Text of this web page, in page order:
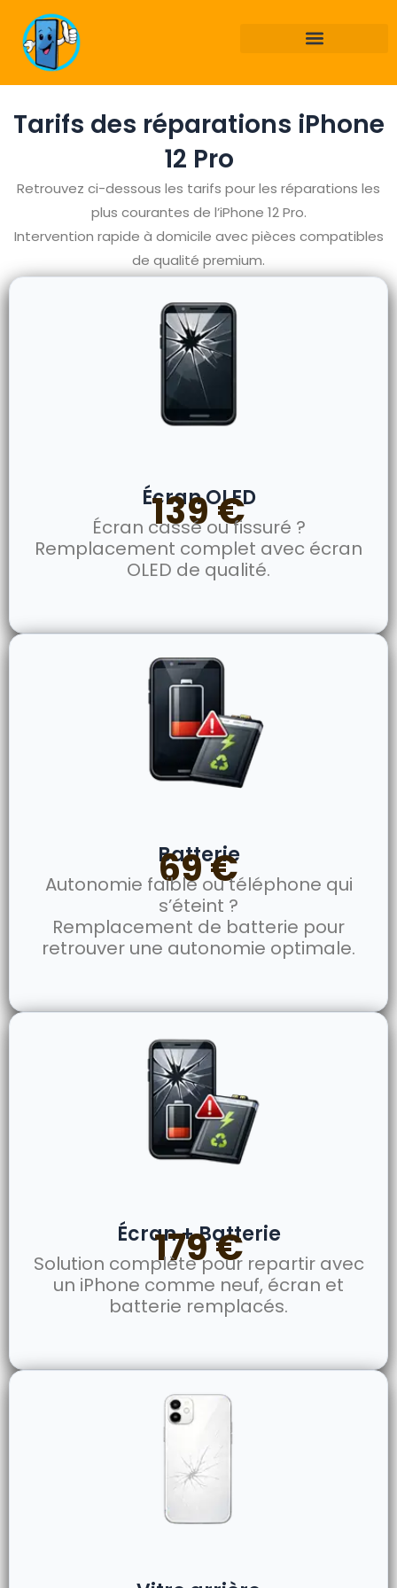
contenu
Tarifs des réparations iPhone
12 Pro
Retrouvez ci-dessous les tarifs pour les réparations les
plus courantes de l’iPhone 12 Pro.
Intervention rapide à domicile avec pièces compatibles
de qualité premium.
Écran OLED
139 €
Écran cassé ou fissuré ?
Remplacement complet avec écran
OLED de qualité.
Batterie
69 €
Autonomie faible ou téléphone qui
s’éteint ?
Remplacement de batterie pour
retrouver une autonomie optimale.
Écran + Batterie
179 €
Solution complète pour repartir avec
un iPhone comme neuf, écran et
batterie remplacés.